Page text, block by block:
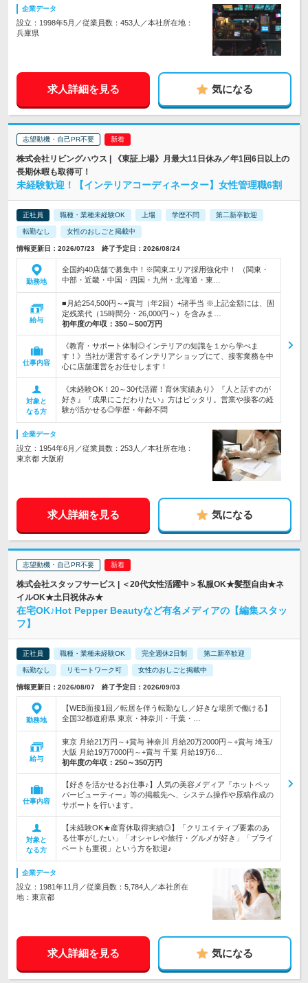
企業データ
設立：1998年5月／従業員数：453人／本社所在地：
兵庫県
求人詳細を見る 気になる
志望動機・自己PR不要
株式会社リビングハウス | 《東証上場》月最大11日休み／年1回6日以上の
長期休暇も取得可！
未経験歓迎！【インテリアコーディネーター】女性管理職6割
正社員 職種・業種未経験OK 上場 学歴不問 第二新卒歓迎
転勤なし 女性のおしごと掲載中
情報更新日：2026/07/23 終了予定日：2026/08/24
勤務地
全国約40店舗で募集中！※関東エリア採用強化中！ （関東・
中部・近畿・中国・四国・九州・北海道・東…
給与
■月給254,500円～+賞与（年2回）+諸手当 ※上記金額には、固
定残業代（15時間分・26,000円～）を含みま…
初年度の年収： 350～500万円
仕事内容
《教育・サポート体制◎インテリアの知識を１から学べま
す！》当社が運営するインテリアショップにて、接客業務を中
心に店舗運営をお任せします！
対象と
なる方
《未経験OK！20～30代活躍！育休実績あり》『人と話すのが
好き』『成果にこだわりたい』方はピッタリ。営業や接客の経
験が活かせる◎学歴・年齢不問
企業データ
設立：1954年6月／従業員数：253人／本社所在地：
東京都 大阪府
求人詳細を見る 気になる
志望動機・自己PR不要
株式会社スタッフサービス | ＜20代女性活躍中＞私服OK★髪型自由★ネ
イルOK★土日祝休み★
在宅OK♪Hot Pepper Beautyなど有名メディアの【編集スタッ
フ】
正社員 職種・業種未経験OK 完全週休2日制 第二新卒歓迎
転勤なし リモートワーク可 女性のおしごと掲載中
情報更新日：2026/08/07 終了予定日：2026/09/03
勤務地
【WEB面接1回／転居を伴う転勤なし／好きな場所で働ける】
全国32都道府県 東京・神奈川・千葉・…
給与
東京 月給21万円～+賞与 神奈川 月給20万2000円～+賞与 埼玉/
大阪 月給19万7000円～+賞与 千葉 月給19万6…
初年度の年収： 250～350万円
仕事内容
【好きを活かせるお仕事♪】人気の美容メディア『ホットペッ
パービューティー』等の掲載先へ、システム操作や原稿作成の
サポートを行います。
対象と
なる方
【未経験OK★産育休取得実績◎】「クリエイティブ要素のあ
る仕事がしたい」「オシャレや旅行・グルメが好き」「プライ
ベートも重視」という方を歓迎♪
企業データ
設立：1981年11月／従業員数：5,784人／本社所在
地：東京都
求人詳細を見る 気になる